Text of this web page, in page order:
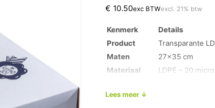
€ 10.50exc BTWexcl. 21% btw
Kenmerk
Details
Product
Transparante
Maten
27×35 cm
Materiaal
LDPE – 20
Transparantie
Lees meer ↓